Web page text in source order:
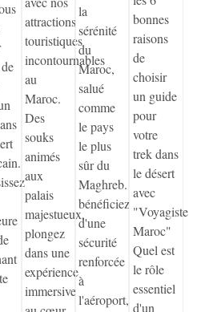
attractions
touristiques
incontournables
au
Maroc.
Des
souks
animés
aux
palais
majestueux,
plongez
dans une
expérience
immersive
la
sérénité
du
Maroc,
salué
comme
le pays
le plus
sûr du
Maghreb.
bénéficiez
d'une
sécurité
renforcée
à
l'aéroport,
bonnes
raisons
de
choisir
un guide
pour
votre
trek dans
le désert
avec
"Voyagiste
Maroc"
Quel est
le rôle
essentiel
d'un